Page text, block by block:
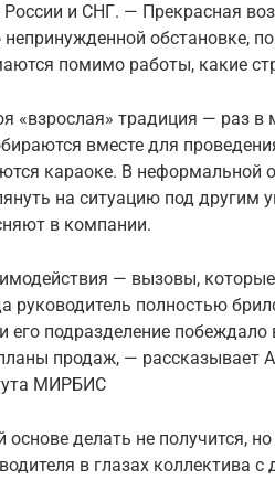
и СНГ. — Прекрасная
обстановке,
помимо работы, какие
«взрослая» традиция — раз в
вместе для
караоке. В неформальной
на ситуацию под другим
в компании.
— вызовы, которые
руководитель полностью
его подразделение побеждало
продаж, — рассказывает
МИРБИС
делать не получится,
в глазах коллектива с